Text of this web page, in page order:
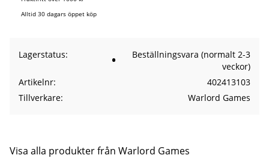
Alltid 30 dagars öppet köp
Lagerstatus
Beställningsvara (normalt 2-3
veckor)
Artikelnr
402413103
Tillverkare
Warlord Games
Visa alla produkter från Warlord Games